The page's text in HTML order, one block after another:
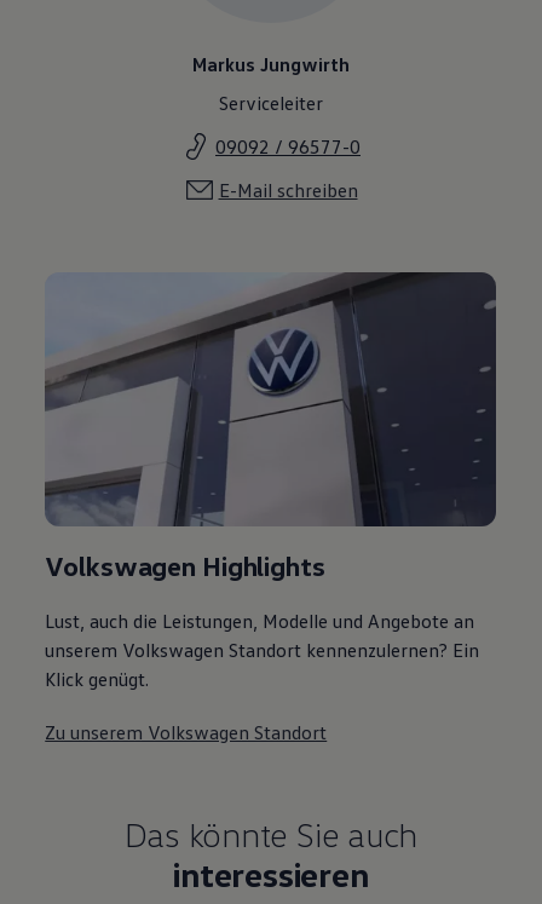
Markus Jungwirth
Serviceleiter
09092 / 96577-0
E-Mail schreiben
Volkswagen Highlights
Lust, auch die Leistungen, Modelle und Angebote an
unserem Volkswagen Standort kennenzulernen? Ein
Klick genügt.
Zu unserem Volkswagen Standort
Das könnte Sie auch
interessieren